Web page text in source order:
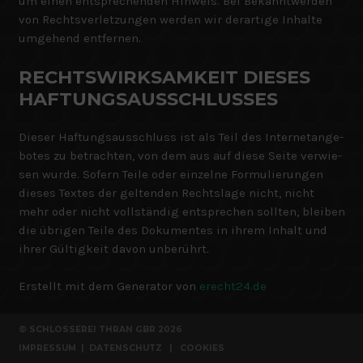
von Rechtsverletzungen werden wir derartige Inhalte
umgehend entfernen.
RECHTS­WIRK­SAM­KEIT DIE­SES
HAFTUNGSAUSSCHLUSSES
Die­ser Haf­tungs­aus­schluss ist als Teil des Inter­net­an­ge­
bo­tes zu betrach­ten, von dem aus auf diese Seite ver­wie­
sen wurde. Sofern Teile oder ein­zelne For­mu­lie­run­gen
die­ses Tex­tes der gel­ten­den Rechts­lage nicht, nicht
mehr oder nicht voll­stän­dig ent­spre­chen soll­ten, blei­ben
die übri­gen Teile des Doku­men­tes in ihrem Inhalt und
ihrer Gül­tig­keit davon unberührt.
Erstellt mit dem Generator von erecht24.de
© SCHLOSSEREI THRAN GBR 2026
IMPRESSUM | DATENSCHUTZ | COOKIES